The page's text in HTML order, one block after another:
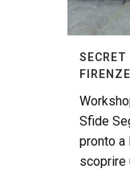
Sfide
pronto a
scoprire